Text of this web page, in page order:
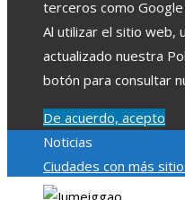
terceros como
Al utilizar el sitio web,
actualizado nuestra
botón para consultar
De acuerdo, acepto
Noticias
Ciudades con más
Humanidad y su